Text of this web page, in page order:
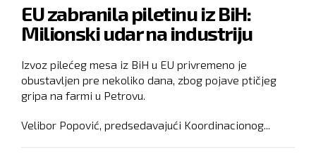
ZABRANJUJE ULAZAK U ŠENGEN
EU zabranila piletinu iz BiH:
Milionski udar na industriju
Izvoz pilećeg mesa iz BiH u EU privremeno je
obustavljen pre nekoliko dana, zbog pojave ptičjeg
gripa na farmi u Petrovu.
Velibor Popović, predsedavajući Koordinacionog...